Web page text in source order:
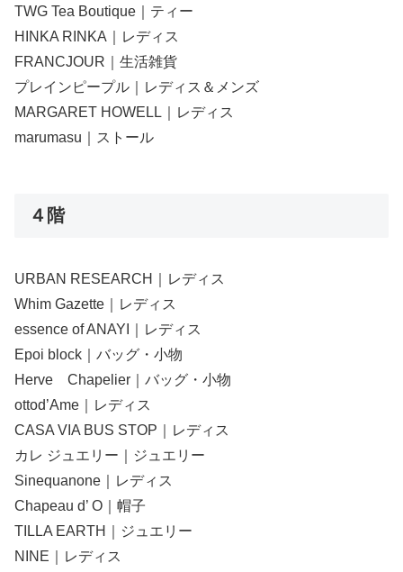
TWG Tea Boutique｜ティー
HINKA RINKA｜レディス
FRANCJOUR｜生活雑貨
プレインピープル｜レディス＆メンズ
MARGARET HOWELL｜レディス
marumasu｜ストール
４階
URBAN RESEARCH｜レディス
Whim Gazette｜レディス
essence of ANAYI｜レディス
Epoi block｜バッグ・小物
Herve Chapelier｜バッグ・小物
ottod’Ame｜レディス
CASA VIA BUS STOP｜レディス
カレ ジュエリー｜ジュエリー
Sinequanone｜レディス
Chapeau d’ O｜帽子
TILLA EARTH｜ジュエリー
NINE｜レディス